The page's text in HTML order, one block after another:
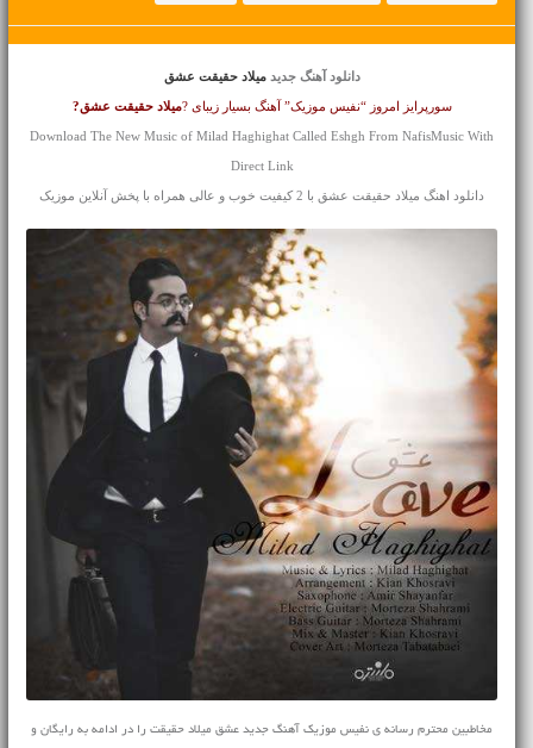
دانلود آهنگ جدید میلاد حقیقت عشق
سورپرایز امروز “نفیس موزیک” آهنگ بسیار زیبای ?میلاد حقیقت عشق?
Download The New Music of Milad Haghighat Called Eshgh From NafisMusic With
Direct Link
دانلود اهنگ میلاد حقیقت عشق با 2 کیفیت خوب و عالی همراه با پخش آنلاین موزیک
مخاطبین محترم رسانه ی نفیس موزیک آهنگ جدید عشق میلاد حقیقت را در ادامه به رایگان و